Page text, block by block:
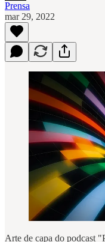
Prensa
mar 29, 2022
Arte de capa do podcast